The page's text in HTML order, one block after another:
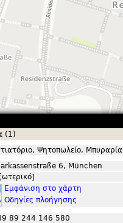
(1)
Ψητοπωλείο, Μπυραρία
6, München
Εμφάνιση στο χάρτη
Οδηγίες πλοήγησης
89 244 146 580